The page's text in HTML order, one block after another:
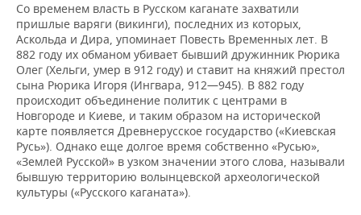
Со временем власть в Русском каганате захватили
пришлые варяги (викинги), последних из которых,
Аскольда и Дира, упоминает Повесть Временных лет. В
882 году их обманом убивает бывший дружинник Рюрика
Олег (Хельги, умер в 912 году) и ставит на княжий престол
сына Рюрика Игоря (Ингвара, 912—945). В 882 году
происходит объединение политик с центрами в
Новгороде и Киеве, и таким образом на исторической
карте появляется Древнерусское государство («Киевская
Русь»). Однако еще долгое время собственно «Русью»,
«Землей Русской» в узком значении этого слова, называли
бывшую территорию волынцевской археологической
культуры («Русского каганата»).